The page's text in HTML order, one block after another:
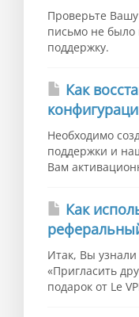
Проверьте
письмо не было
поддержку.
Как
Необходимо
поддержки и
Вам
Как
Итак, Вы
«Пригласить
подарок от Le